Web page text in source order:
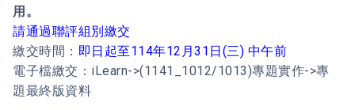
用。
請通過聯評組別繳交
繳交時間： 即日起至114年12月31日(三) 中午前
電子檔繳交：iLearn->(1141_1012/1013)專題實作->專
題最終版資料